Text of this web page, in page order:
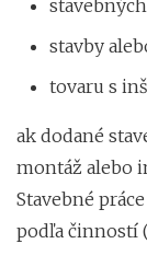
stavby
tovaru s
ak dodané
montáž alebo
Stavebné
podľa činností